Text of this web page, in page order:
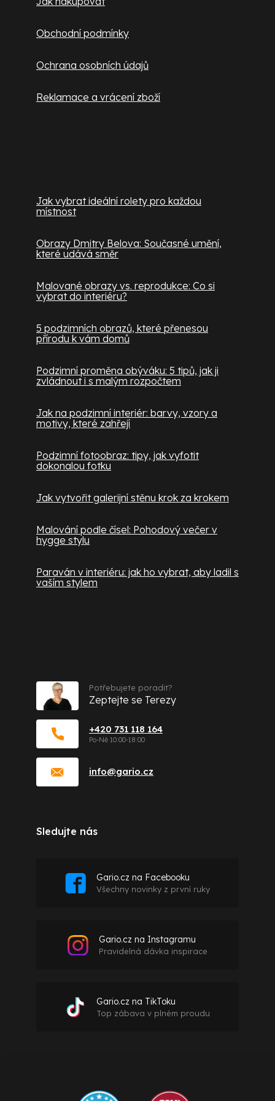
Obchodní podmínky
Ochrana osobních údajů
Reklamace a vrácení zboží
Jak vybrat ideální rolety pro každou
místnost
Obrazy Dmitry Belova: Současné umění,
které udává směr
Malované obrazy vs. reprodukce: Co si
vybrat do interiéru?
5 podzimních obrazů, které přenesou
přírodu k vám domů
Podzimní proměna obýváku: 5 tipů, jak ji
zvládnout i s malým rozpočtem
Jak na podzimní interiér: barvy, vzory a
motivy, které zahřejí
Podzimní fotoobraz: tipy, jak vyfotit
dokonalou fotku
Jak vytvořit galerijní stěnu krok za krokem
Malování podle čísel: Pohodový večer v
hygge stylu
Paraván v interiéru: jak ho vybrat, aby ladil s
vaším stylem
info@gario.cz
+420 731 118 164
Potřebujete poradit?
Zeptejte se Terezy
Sledujte nás
Gario.cz na Facebooku
Všechny novinky z první ruky
Gario.cz na Instagramu
Pravidelná dávka inspirace
Gario.cz na TikToku
Top zábava v plném proudu